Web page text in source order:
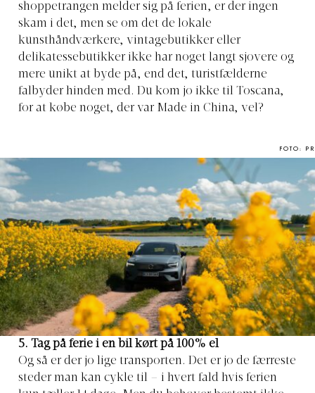
shoppetrangen melder sig på ferien, er der ingen
skam i det, men se om det de lokale
kunsthåndværkere, vintagebutikker eller
delikatessebutikker ikke har noget langt sjovere og
mere unikt at byde på, end det, turistfælderne
falbyder hinden med. Du kom jo ikke til Toscana,
for at købe noget, der var Made in China, vel?
FOTO: PR
5. Tag på ferie i en bil kørt på 100% el
Og så er der jo lige transporten. Det er jo de færreste
steder man kan cykle til – i hvert fald hvis ferien